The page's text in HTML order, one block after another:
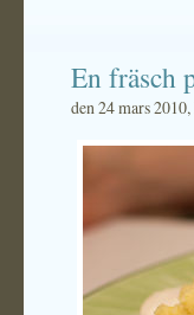
En fräsch
den 24 mars